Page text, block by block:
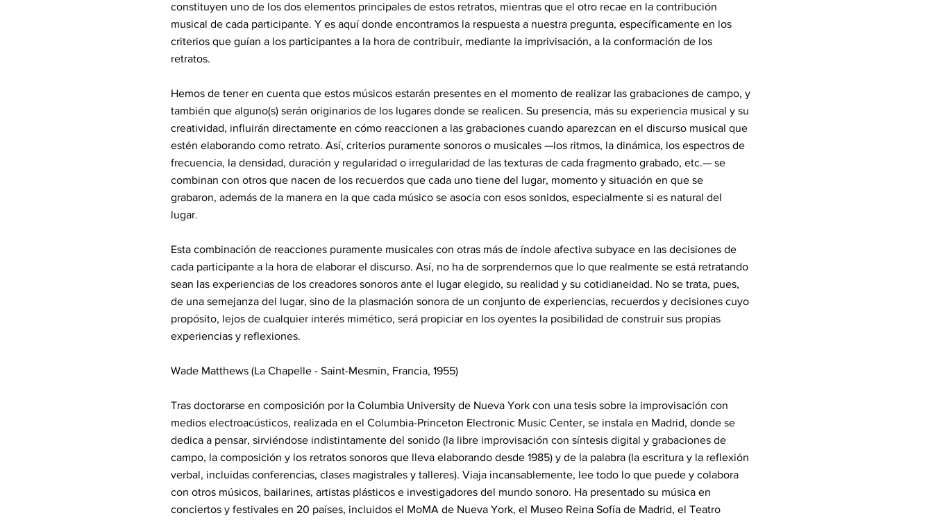
constituyen uno de los dos elementos principales de estos retratos, mientras que el otro recae en la contribución
musical de cada participante. Y es aquí donde encontramos la respuesta a nuestra pregunta, específicamente en los
criterios que guían a los participantes a la hora de contribuir, mediante la imprivisación, a la conformación de los
retratos.
Hemos de tener en cuenta que estos músicos estarán presentes en el momento de realizar las grabaciones de campo, y
también que alguno(s) serán originarios de los lugares donde se realicen. Su presencia, más su experiencia musical y su
creatividad, influirán directamente en cómo reaccionen a las grabaciones cuando aparezcan en el discurso musical que
estén elaborando como retrato. Así, criterios puramente sonoros o musicales —los ritmos, la dinámica, los espectros de
frecuencia, la densidad, duración y regularidad o irregularidad de las texturas de cada fragmento grabado, etc.— se
combinan con otros que nacen de los recuerdos que cada uno tiene del lugar, momento y situación en que se
grabaron, además de la manera en la que cada músico se asocia con esos sonidos, especialmente si es natural del
lugar.
Esta combinación de reacciones puramente musicales con otras más de índole afectiva subyace en las decisiones de
cada participante a la hora de elaborar el discurso. Así, no ha de sorprendernos que lo que realmente se está retratando
sean las experiencias de los creadores sonoros ante el lugar elegido, su realidad y su cotidianeidad. No se trata, pues,
de una semejanza del lugar, sino de la plasmación sonora de un conjunto de experiencias, recuerdos y decisiones cuyo
propósito, lejos de cualquier interés mimético, será propiciar en los oyentes la posibilidad de construir sus propias
experiencias y reflexiones.
Wade Matthews (La Chapelle - Saint-Mesmin, Francia, 1955)
Tras doctorarse en composición por la Columbia University de Nueva York con una tesis sobre la improvisación con
medios electroacústicos, realizada en el Columbia-Princeton Electronic Music Center, se instala en Madrid, donde se
dedica a pensar, sirviéndose indistintamente del sonido (la libre improvisación con síntesis digital y grabaciones de
campo, la composición y los retratos sonoros que lleva elaborando desde 1985) y de la palabra (la escritura y la reflexión
verbal, incluidas conferencias, clases magistrales y talleres). Viaja incansablemente, lee todo lo que puede y colabora
con otros músicos, bailarines, artistas plásticos e investigadores del mundo sonoro. Ha presentado su música en
conciertos y festivales en 20 países, incluidos el MoMA de Nueva York, el Museo Reina Sofía de Madrid, el Teatro